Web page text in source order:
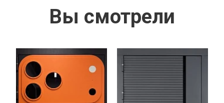
Вы смотрели